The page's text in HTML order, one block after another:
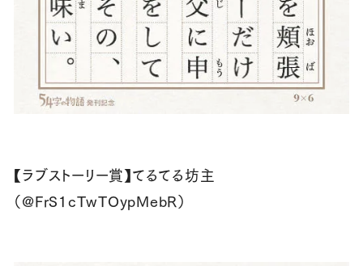
【ラブストーリー賞】てるてる坊主
（@FrS1cTwTOypMebR）